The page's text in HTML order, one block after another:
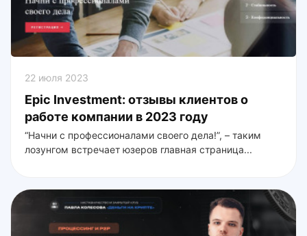
22 июля 2023
Epic Investment: отзывы клиентов о
работе компании в 2023 году
“Начни с профессионалами своего дела!”, – таким
лозунгом встречает юзеров главная страница...